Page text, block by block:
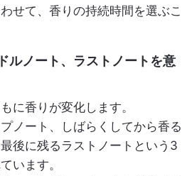
せて、香りの持続時間を選ぶこ
ルノート、ラストノートを意
に香りが変化します。
ノート、しばらくしてから香る
後に残るラストノートという3
います。